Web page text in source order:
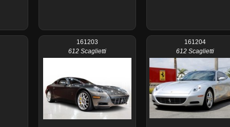
161203
612 Scaglietti
161204
612 Scaglietti